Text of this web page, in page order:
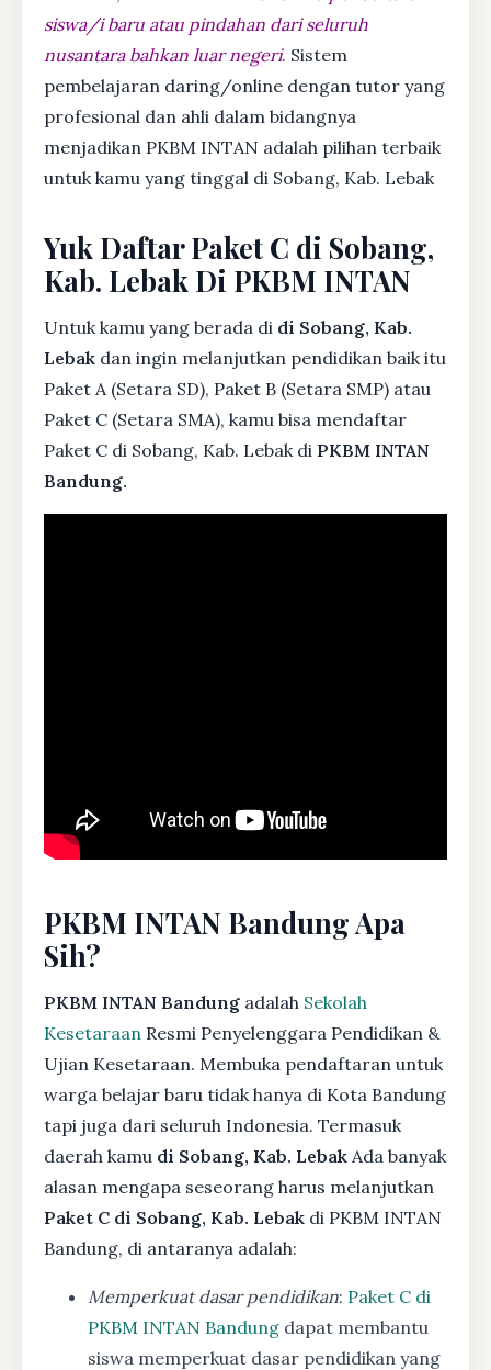
siswa/i baru atau pindahan dari seluruh
nusantara bahkan luar negeri. Sistem
pembelajaran daring/online dengan tutor yang
profesional dan ahli dalam bidangnya
menjadikan PKBM INTAN adalah pilihan terbaik
untuk kamu yang tinggal di Sobang, Kab. Lebak
Yuk Daftar Paket C di Sobang,
Kab. Lebak Di PKBM INTAN
Untuk kamu yang berada di di Sobang, Kab.
Lebak dan ingin melanjutkan pendidikan baik itu
Paket A (Setara SD), Paket B (Setara SMP) atau
Paket C (Setara SMA), kamu bisa mendaftar
Paket C di Sobang, Kab. Lebak di PKBM INTAN
Bandung.
PKBM INTAN Bandung Apa
Sih?
PKBM INTAN Bandung adalah Sekolah
Kesetaraan Resmi Penyelenggara Pendidikan &
Ujian Kesetaraan. Membuka pendaftaran untuk
warga belajar baru tidak hanya di Kota Bandung
tapi juga dari seluruh Indonesia. Termasuk
daerah kamu di Sobang, Kab. Lebak Ada banyak
alasan mengapa seseorang harus melanjutkan
Paket C di Sobang, Kab. Lebak di PKBM INTAN
Bandung, di antaranya adalah:
Memperkuat dasar pendidikan: Paket C di
PKBM INTAN Bandung dapat membantu
siswa memperkuat dasar pendidikan yang